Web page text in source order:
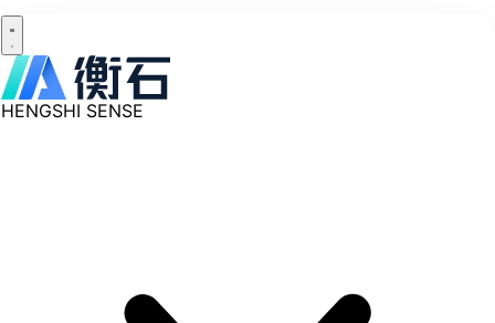
HENGSHI SENSE